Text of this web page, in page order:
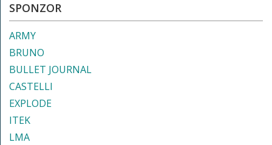
SPONZOR
ARMY
BRUNO
BULLET JOURNAL
CASTELLI
EXPLODE
ITEK
LMA